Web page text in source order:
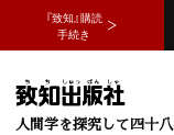
『致知』購読
手続き
人間学を探究して四十